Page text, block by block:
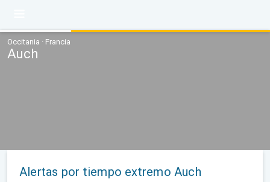
Occitania · Francia
Auch
Alertas por tiempo extremo Auch